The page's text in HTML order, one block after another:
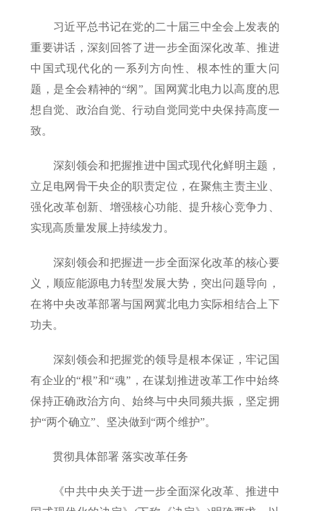
习近平总书记在党的二十届三中全会上发表的
重要讲话，深刻回答了进一步全面深化改革、推进
中国式现代化的一系列方向性、根本性的重大问
题，是全会精神的“纲”。国网冀北电力以高度的思
想自觉、政治自觉、行动自觉同党中央保持高度一
致。
深刻领会和把握推进中国式现代化鲜明主题，
立足电网骨干央企的职责定位，在聚焦主责主业、
强化改革创新、增强核心功能、提升核心竞争力、
实现高质量发展上持续发力。
深刻领会和把握进一步全面深化改革的核心要
义，顺应能源电力转型发展大势，突出问题导向，
在将中央改革部署与国网冀北电力实际相结合上下
功夫。
深刻领会和把握党的领导是根本保证，牢记国
有企业的“根”和“魂”，在谋划推进改革工作中始终
保持正确政治方向、始终与中央同频共振，坚定拥
护“两个确立”、坚决做到“两个维护”。
贯彻具体部署 落实改革任务
《中共中央关于进一步全面深化改革、推进中